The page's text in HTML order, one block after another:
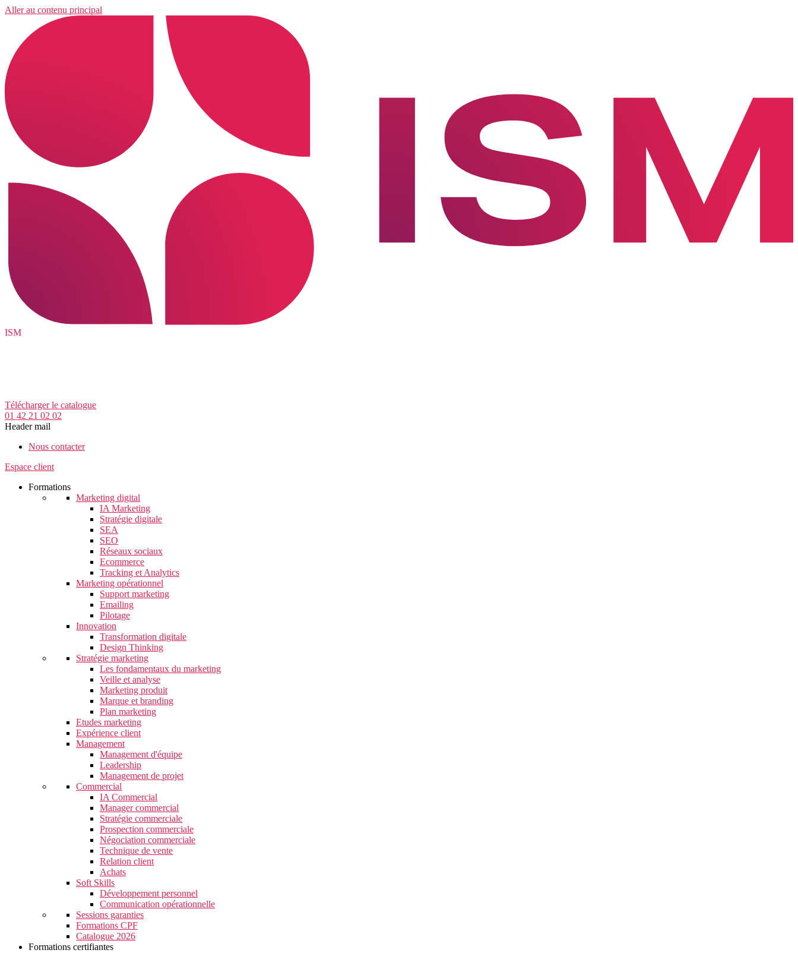
Aller au contenu principal
ISM
Télécharger le catalogue
01 42 21 02 02
Header mail
Nous contacter
Espace client
Formations
Marketing digital
IA Marketing
Stratégie digitale
SEA
SEO
Réseaux sociaux
Ecommerce
Tracking et Analytics
Marketing opérationnel
Support marketing
Emailing
Pilotage
Innovation
Transformation digitale
Design Thinking
Stratégie marketing
Les fondamentaux du marketing
Veille et analyse
Marketing produit
Marque et branding
Plan marketing
Etudes marketing
Expérience client
Management
Management d'équipe
Leadership
Management de projet
Commercial
IA Commercial
Manager commercial
Stratégie commerciale
Prospection commerciale
Négociation commerciale
Technique de vente
Relation client
Achats
Soft Skills
Développement personnel
Communication opérationnelle
Sessions garanties
Formations CPF
Catalogue 2026
Formations certifiantes